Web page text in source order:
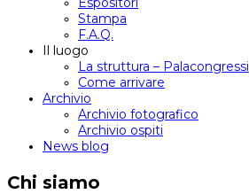
Stampa
F.A.Q.
Il luogo
La struttura – Palacongressi
Come arrivare
Archivio
Archivio fotografico
Archivio ospiti
News blog
Chi siamo